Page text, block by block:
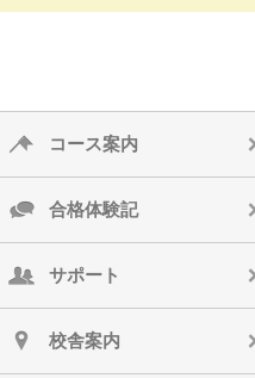
コース案内
合格体験記
サポート
校舎案内